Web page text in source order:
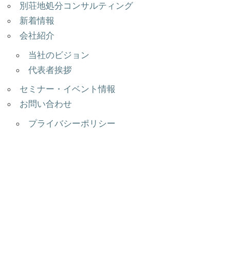
別荘地処分コンサルティング
新着情報
会社紹介
当社のビジョン
代表者挨拶
セミナー・イベント情報
お問い合わせ
プライバシーポリシー